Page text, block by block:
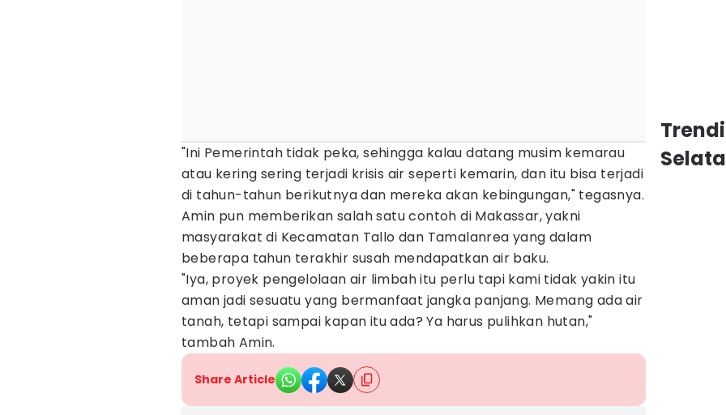
"Ini Pemerintah tidak peka, sehingga kalau datang musim kemarau
atau kering sering terjadi krisis air seperti kemarin, dan itu bisa terjadi
di tahun-tahun berikutnya dan mereka akan kebingungan," tegasnya.
Amin pun memberikan salah satu contoh di Makassar, yakni
masyarakat di Kecamatan Tallo dan Tamalanrea yang dalam
beberapa tahun terakhir susah mendapatkan air baku.
"Iya, proyek pengelolaan air limbah itu perlu tapi kami tidak yakin itu
aman jadi sesuatu yang bermanfaat jangka panjang. Memang ada air
tanah, tetapi sampai kapan itu ada? Ya harus pulihkan hutan,"
tambah Amin.
Share Article